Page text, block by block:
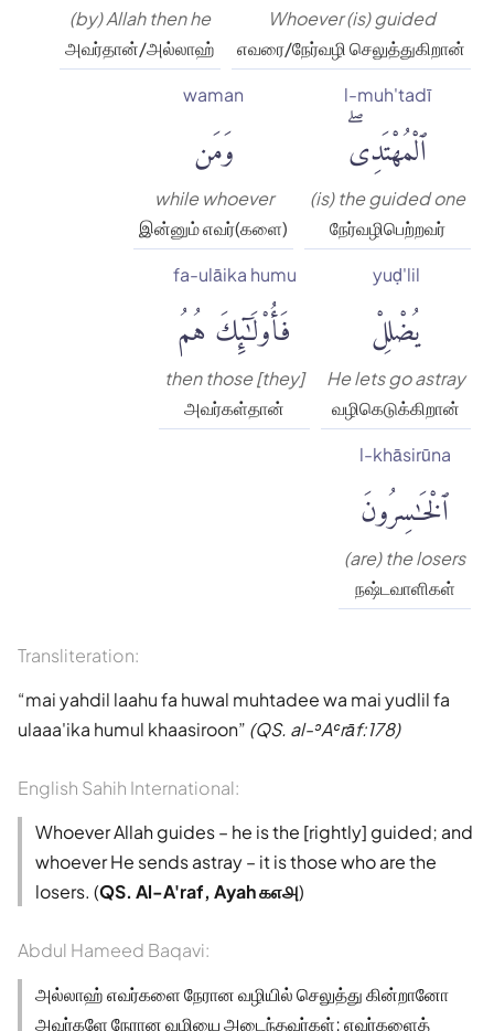
Whoever (is) guided
எவரை/நேர்வழி செலுத்துகிறான்
(by) Allah then he
அவர்தான்/அல்லாஹ்
l-muh'tadī
ٱلْمُهْتَدِىۖ
(is) the guided one
நேர்வழிபெற்றவர்
waman
وَمَن
while whoever
இன்னும் எவர்(களை)
yuḍ'lil
يُضْلِلْ
He lets go astray
வழிகெடுக்கிறான்
fa-ulāika humu
فَأُو۟لَٰٓئِكَ هُمُ
then those [they]
அவர்கள்தான்
l-khāsirūna
ٱلْخَٰسِرُونَ
(are) the losers
நஷ்டவாளிகள்
Transliteration:
mai yahdil laahu fa huwal muhtadee wa mai yudlil fa
ulaaa'ika humul khaasiroon (QS. al-ʾAʿrāf:178)
English Sahih International:
Whoever Allah guides – he is the [rightly] guided; and
whoever He sends astray – it is those who are the
losers. (QS. Al-A'raf, Ayah ௧௭௮)
Abdul Hameed Baqavi:
அல்லாஹ் எவர்களை நேரான வழியில் செலுத்து கின்றானோ
அவர்களே நேரான வழியை அடைந்தவர்கள்; எவர்களைத்